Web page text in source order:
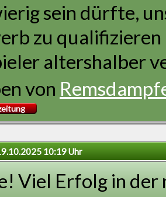
sein dürfte,
zu qualifizieren
altershalber
von
10:19 Uhr
Viel Erfolg in der